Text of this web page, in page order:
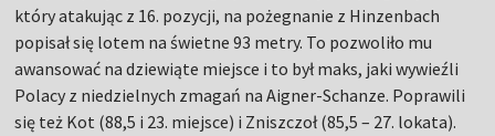
który atakując z 16. pozycji, na pożegnanie z Hinzenbach
popisał się lotem na świetne 93 metry. To pozwoliło mu
awansować na dziewiąte miejsce i to był maks, jaki wywieźli
Polacy z niedzielnych zmagań na Aigner-Schanze. Poprawili
się też Kot (88,5 i 23. miejsce) i Zniszczoł (85,5 – 27. lokata).